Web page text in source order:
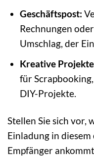
Geschäftspost:
Rechnungen
Umschlag, der
Kreative
für
DIY-Projekte.
Stellen Sie sich vor,
Einladung in
Empfänger